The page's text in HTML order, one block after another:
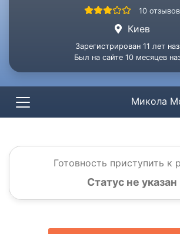
10 отзывов
Киев
Зарегистрирован 11 лет
Был на сайте 10 месяцев
Микола
Готовность приступить к
Статус не указан